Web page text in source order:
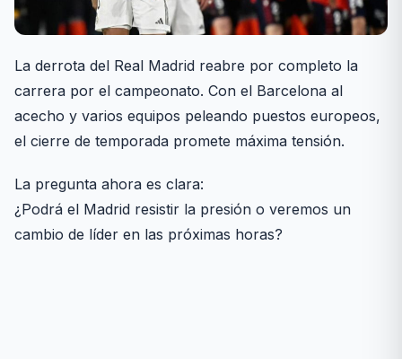
La derrota del Real Madrid reabre por completo la
carrera por el campeonato. Con el Barcelona al
acecho y varios equipos peleando puestos europeos,
el cierre de temporada promete máxima tensión.
La pregunta ahora es clara:
¿Podrá el Madrid resistir la presión o veremos un
cambio de líder en las próximas horas?